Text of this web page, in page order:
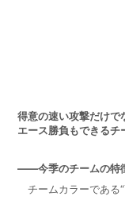
得意の速い攻撃だけで
エース勝負もできるチ
――今季のチームの特
チームカラーである